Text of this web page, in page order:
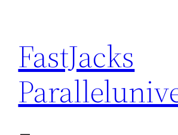
content
FastJacks